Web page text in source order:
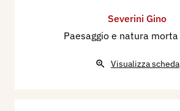
Severini Gino
Paesaggio e natura morta
Visualizza scheda